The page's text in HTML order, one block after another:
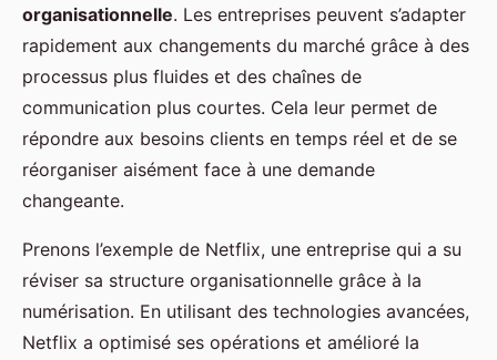
organisationnelle. Les entreprises peuvent s’adapter
rapidement aux changements du marché grâce à des
processus plus fluides et des chaînes de
communication plus courtes. Cela leur permet de
répondre aux besoins clients en temps réel et de se
réorganiser aisément face à une demande
changeante.
Prenons l’exemple de Netflix, une entreprise qui a su
réviser sa structure organisationnelle grâce à la
numérisation. En utilisant des technologies avancées,
Netflix a optimisé ses opérations et amélioré la